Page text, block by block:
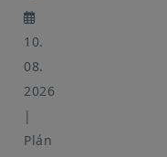
10.
08.
2026
|
Plán